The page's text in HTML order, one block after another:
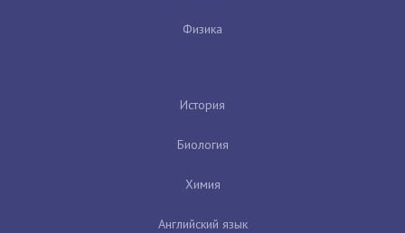
Физика
История
Биология
Химия
Английский язык